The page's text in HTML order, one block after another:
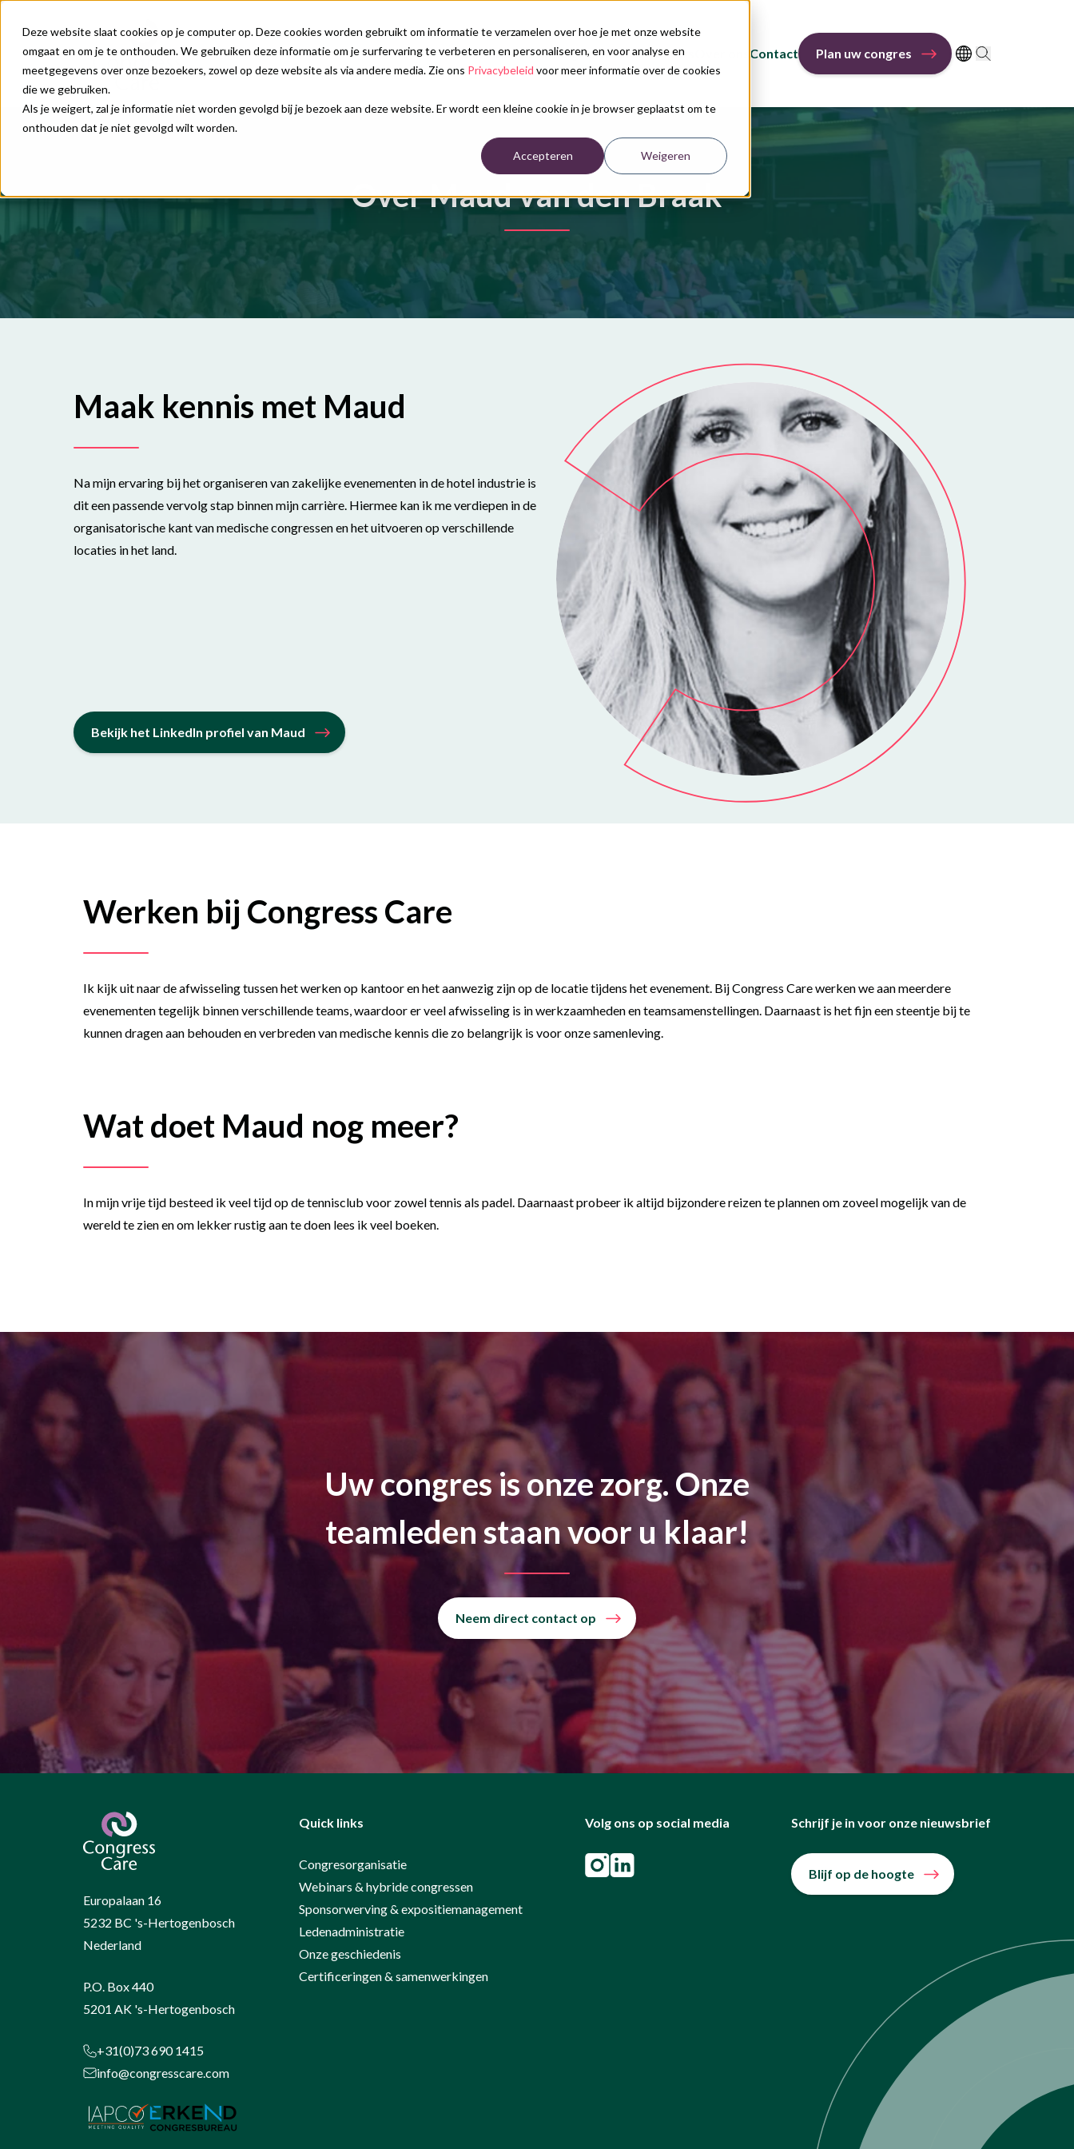
Deze website slaat cookies op je computer op. Deze cookies worden gebruikt om informatie te verzamelen over hoe je met onze website
omgaat en om je te onthouden. We gebruiken deze informatie om je surfervaring te verbeteren en personaliseren, en voor analyse en
meetgegevens over onze bezoekers, zowel op deze website als via andere media. Zie ons Privacybeleid voor meer informatie over de cookies
die we gebruiken.
Als je weigert, zal je informatie niet worden gevolgd bij je bezoek aan deze website. Er wordt een kleine cookie in je browser geplaatst om te
onthouden dat je niet gevolgd wilt worden.
Accepteren Weigeren
Onze dienstenCongreskalenderNieuws Contact Plan uw congres
Over Maud van den Braak
Maak kennis met Maud
Na mijn ervaring bij het organiseren van zakelijke evenementen in de hotel industrie is
dit een passende vervolg stap binnen mijn carrière. Hiermee kan ik me verdiepen in de
organisatorische kant van medische congressen en het uitvoeren op verschillende
locaties in het land.
Bekijk het LinkedIn profiel van Maud
Werken bij Congress Care
Ik kijk uit naar de afwisseling tussen het werken op kantoor en het aanwezig zijn op de locatie tijdens het evenement. Bij Congress Care werken we aan meerdere
evenementen tegelijk binnen verschillende teams, waardoor er veel afwisseling is in werkzaamheden en teamsamenstellingen. Daarnaast is het fijn een steentje bij te
kunnen dragen aan behouden en verbreden van medische kennis die zo belangrijk is voor onze samenleving.
Wat doet Maud nog meer?
In mijn vrije tijd besteed ik veel tijd op de tennisclub voor zowel tennis als padel. Daarnaast probeer ik altijd bijzondere reizen te plannen om zoveel mogelijk van de
wereld te zien en om lekker rustig aan te doen lees ik veel boeken.
Uw congres is onze zorg. Onze
teamleden staan voor u klaar!
Neem direct contact op
Europalaan 16
5232 BC 's-Hertogenbosch
Nederland
P.O. Box 440
5201 AK 's-Hertogenbosch
+31(0)73 690 1415
info@congresscare.com
Quick links
Congresorganisatie
Webinars & hybride congressen
Sponsorwerving & expositiemanagement
Ledenadministratie
Onze geschiedenis
Certificeringen & samenwerkingen
Volg ons op social media Schrijf je in voor onze nieuwsbrief
Blijf op de hoogte